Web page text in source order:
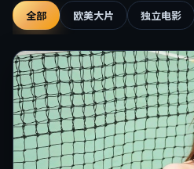
全部 欧美大片 独立电影